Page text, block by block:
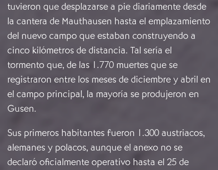
tuvieron que desplazarse a pie diariamente desde
la cantera de Mauthausen hasta el emplazamiento
del nuevo campo que estaban construyendo a
cinco kilómetros de distancia. Tal sería el
tormento que, de las 1.770 muertes que se
registraron entre los meses de diciembre y abril en
el campo principal, la mayoría se produjeron en
Gusen.
Sus primeros habitantes fueron 1.300 austriacos,
alemanes y polacos, aunque el anexo no se
declaró oficialmente operativo hasta el 25 de